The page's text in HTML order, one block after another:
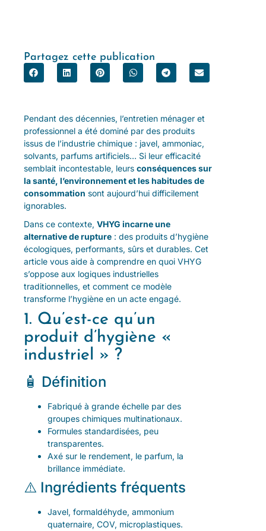
Partagez cette publication
Pendant des décennies, l’entretien ménager et
professionnel a été dominé par des produits
issus de l’industrie chimique : javel, ammoniac,
solvants, parfums artificiels… Si leur efficacité
semblait incontestable, leurs conséquences sur
la santé, l’environnement et les habitudes de
consommation sont aujourd’hui difficilement
ignorables.
Dans ce contexte, VHYG incarne une
alternative de rupture : des produits d’hygiène
écologiques, performants, sûrs et durables. Cet
article vous aide à comprendre en quoi VHYG
s’oppose aux logiques industrielles
traditionnelles, et comment ce modèle
transforme l’hygiène en un acte engagé.
1. Qu’est-ce qu’un
produit d’hygiène «
industriel » ?
🧴 Définition
Fabriqué à grande échelle par des
groupes chimiques multinationaux.
Formules standardisées, peu
transparentes.
Axé sur le rendement, le parfum, la
brillance immédiate.
⚠️ Ingrédients fréquents
Javel, formaldéhyde, ammonium
quaternaire, COV, microplastiques.